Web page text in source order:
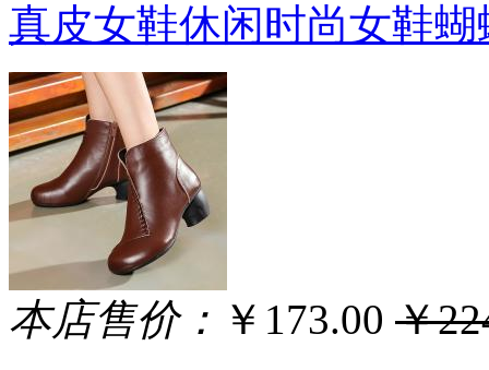
真皮女鞋休闲时尚女鞋
本店售价： ￥173.00 ￥